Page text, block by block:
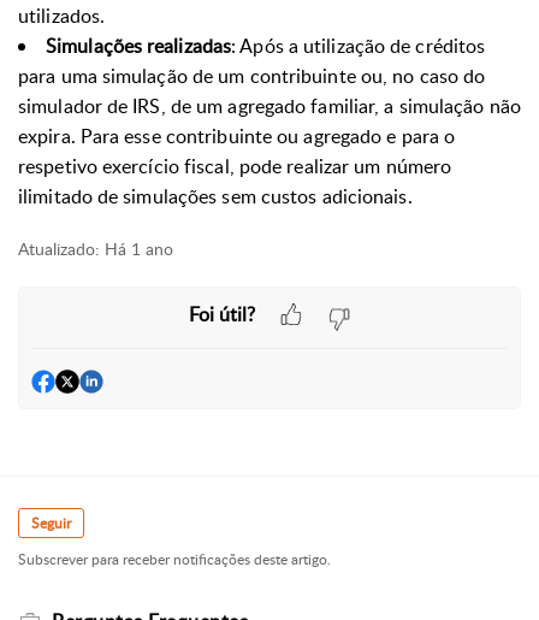
utilizados.
Simulações realizadas: Após a utilização de créditos
para uma simulação de um contribuinte ou, no caso do
simulador de IRS, de um agregado familiar, a simulação não
expira. Para esse contribuinte ou agregado e para o
respetivo exercício fiscal, pode realizar um número
ilimitado de simulações sem custos adicionais.
Atualizado: Há 1 ano
Foi útil?
Seguir
Subscrever para receber notificações deste artigo.